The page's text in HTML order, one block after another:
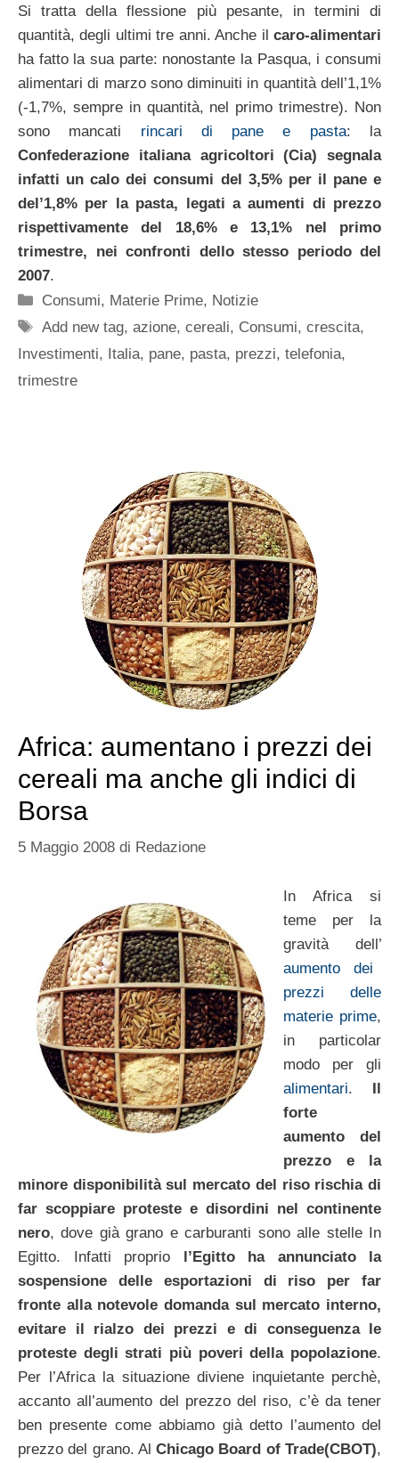
Si tratta della flessione più pesante, in termini di
quantità, degli ultimi tre anni. Anche il caro-alimentari
ha fatto la sua parte: nonostante la Pasqua, i consumi
alimentari di marzo sono diminuiti in quantità dell’1,1%
(-1,7%, sempre in quantità, nel primo trimestre). Non
sono mancati rincari di pane e pasta: la
Confederazione italiana agricoltori (Cia) segnala
infatti un calo dei consumi del 3,5% per il pane e
del’1,8% per la pasta, legati a aumenti di prezzo
rispettivamente del 18,6% e 13,1% nel primo
trimestre, nei confronti dello stesso periodo del
2007.
Categorie
Consumi, Materie Prime, Notizie
Tag
Add new tag,azione,cereali, Consumi,crescita,
Investimenti, Italia, pane, pasta, prezzi, telefonia,
trimestre
Africa: aumentano i prezzi dei
cereali ma anche gli indici di
Borsa
5 Maggio 2008 di Redazione
In Africa si
teme per la
gravità dell’
aumento dei
prezzi delle
materie prime,
in particolar
modo per gli
alimentari. Il
forte
aumento del
prezzo e la
minore disponibilità sul mercato del riso rischia di
far scoppiare proteste e disordini nel continente
nero, dove già grano e carburanti sono alle stelle In
Egitto. Infatti proprio l’Egitto ha annunciato la
sospensione delle esportazioni di riso per far
fronte alla notevole domanda sul mercato interno,
evitare il rialzo dei prezzi e di conseguenza le
proteste degli strati più poveri della popolazione.
Per l’Africa la situazione diviene inquietante perchè,
accanto all’aumento del prezzo del riso, c’è da tener
ben presente come abbiamo già detto l’aumento del
prezzo del grano. AlChicago Board of Trade(CBOT),